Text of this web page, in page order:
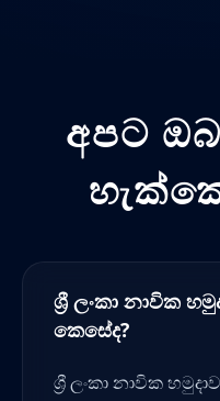
අපට
ශ්‍රී ලංකා නාවික
කෙසේද?
ශ්‍රී ලංකා නාවික